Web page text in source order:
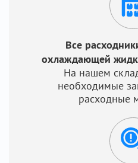
Все
охлаждающей
На нашем
необходимые
расходные